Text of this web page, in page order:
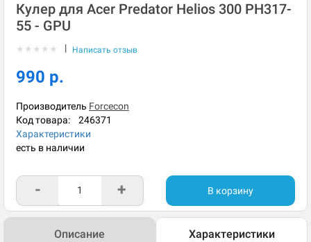
Кулер для Acer Predator Helios 300 PH317-
55 - GPU
★ ★ ★ ★ ★ | Написать отзыв
990 р.
Производитель Forcecon
Код товара: 246371
Характеристики
есть в наличии
- + В корзину
Описание Характеристики